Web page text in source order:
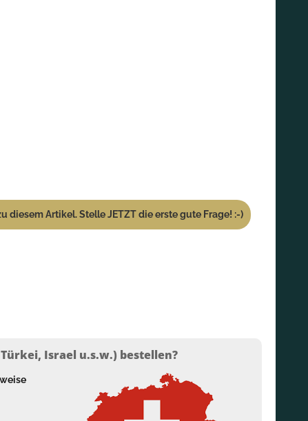
diesem Artikel. Stelle JETZT die erste gute Frage! :-)
Israel u.s.w.) bestellen?